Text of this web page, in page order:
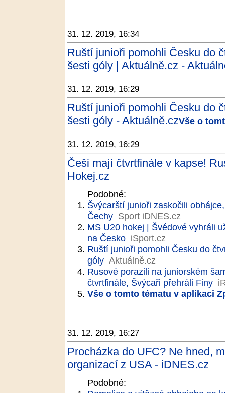
31. 12. 2019, 16:34
Ruští junioři pomohli Česku do
šesti góly | Aktuálně.cz -
31. 12. 2019, 16:29
Ruští junioři pomohli Česku do
šesti góly - Aktuálně.czVše o
31. 12. 2019, 16:29
Češi mají čtvrtfinále v kapse!
Hokej.cz
Podobné:
Švýcarští junioři zaskočili
Čechy Sport iDNES.cz
MS U20 hokej | Švédové vyhráli
na Česko iSport.cz
Ruští junioři pomohli Česku do
góly Aktuálně.cz
Rusové porazili na juniorském
čtvrtfinále, Švýcaři přehráli Finy
Vše o tomto tématu v aplikaci
31. 12. 2019, 16:27
Procházka do UFC? Ne hned,
organizací z USA - iDNES.cz
Podobné: